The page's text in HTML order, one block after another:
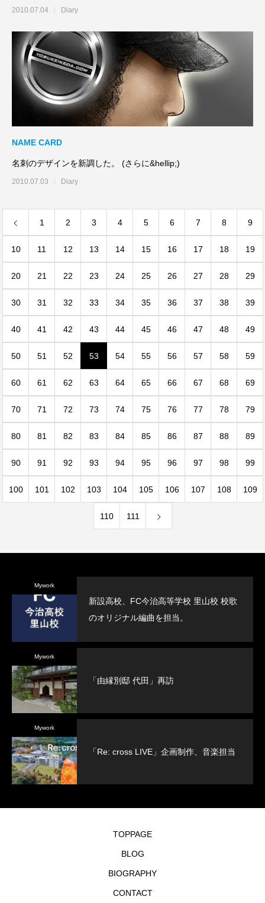
2010.07.04 Diary
NAME CARD
名刺のデザインを新調した。 (さらに&hellip;)
2010.07.03 Diary
1 2 3 4 5 6 7 8 9
10 11 12 13 14 15 16 17 18 19
20 21 22 23 24 25 26 27 28 29
30 31 32 33 34 35 36 37 38 39
40 41 42 43 44 45 46 47 48 49
50 51 52 53 54 55 56 57 58 59
60 61 62 63 64 65 66 67 68 69
70 71 72 73 74 75 76 77 78 79
80 81 82 83 84 85 86 87 88 89
90 91 92 93 94 95 96 97 98 99
100 101 102 103 104 105 106 107 108 109
110 111
Mywork
新設高校、FC今治高等学校 里山校 校歌
のオリジナル編曲を担当。
Mywork
「由縁別邸 代田」再訪
Mywork
「Re: cross LIVE」企画制作、音楽担当
TOPPAGE
BLOG
BIOGRAPHY
CONTACT